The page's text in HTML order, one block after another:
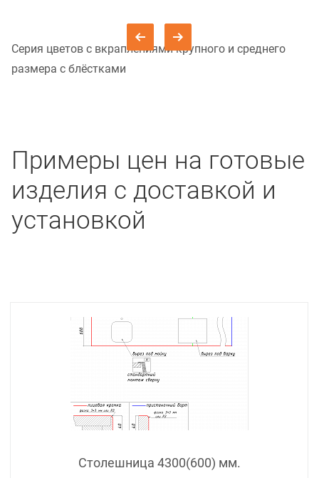
Серия цветов с вкраплениями крупного и среднего
размера с блёстками
Примеры цен на готовые
изделия с доставкой и
установкой
Столешница 4300(600) мм.